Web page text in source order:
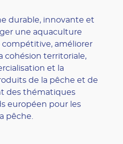
durable, innovante et
une aquaculture
améliorer
cohésion territoriale,
et la
de la pêche et de
des thématiques
européen pour les
pêche.